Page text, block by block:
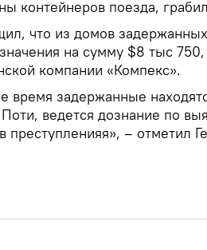
контейнеров поезда,
что из домов
на сумму $8 тыс
компании «Компекс».
время задержанные
Поти, ведется дознание по
преступленияя», – отметил